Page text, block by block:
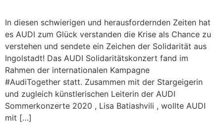
In diesen schwierigen und herausfordernden Zeiten hat
es AUDI zum Glück verstanden die Krise als Chance zu
verstehen und sendete ein Zeichen der Solidarität aus
Ingolstadt! Das AUDI Solidaritätskonzert fand im
Rahmen der internationalen Kampagne
#AudiTogether statt. Zusammen mit der Stargeigerin
und zugleich künstlerischen Leiterin der AUDI
Sommerkonzerte 2020 , Lisa Batiashvili , wollte AUDI
mit […]